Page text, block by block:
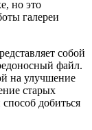
но это
галереи
собой
файл.
на улучшение
старых
добиться